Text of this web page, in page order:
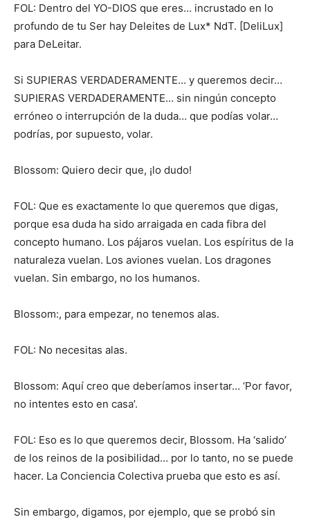
FOL: Dentro del YO-DIOS que eres… incrustado en lo
profundo de tu Ser hay Deleites de Lux* NdT. [DeliLux]
para DeLeitar.
Si SUPIERAS VERDADERAMENTE… y queremos decir…
SUPIERAS VERDADERAMENTE… sin ningún concepto
erróneo o interrupción de la duda… que podías volar…
podrías, por supuesto, volar.
Blossom: Quiero decir que, ¡lo dudo!
FOL: Que es exactamente lo que queremos que digas,
porque esa duda ha sido arraigada en cada fibra del
concepto humano. Los pájaros vuelan. Los espíritus de la
naturaleza vuelan. Los aviones vuelan. Los dragones
vuelan. Sin embargo, no los humanos.
Blossom:, para empezar, no tenemos alas.
FOL: No necesitas alas.
Blossom: Aquí creo que deberíamos insertar… ‘Por favor,
no intentes esto en casa’.
FOL: Eso es lo que queremos decir, Blossom. Ha ‘salido’
de los reinos de la posibilidad… por lo tanto, no se puede
hacer. La Conciencia Colectiva prueba que esto es así.
Sin embargo, digamos, por ejemplo, que se probó sin